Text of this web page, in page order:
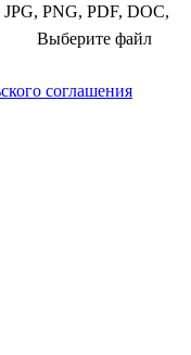
PNG, PDF, DOC,
Выберите файл
соглашения